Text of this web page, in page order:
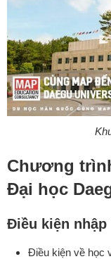
Chương
Đại học
Điều kiện nhập
Điều kiện về học